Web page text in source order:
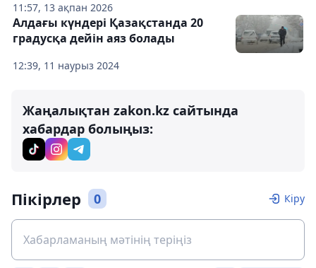
11:57, 13 ақпан 2026
12:39, 11 наурыз 2024
Алдағы күндері Қазақстанда 20
градусқа дейін аяз болады
Жаңалықтан zakon.kz сайтында
хабардар болыңыз:
Пікірлер 0 Кіру